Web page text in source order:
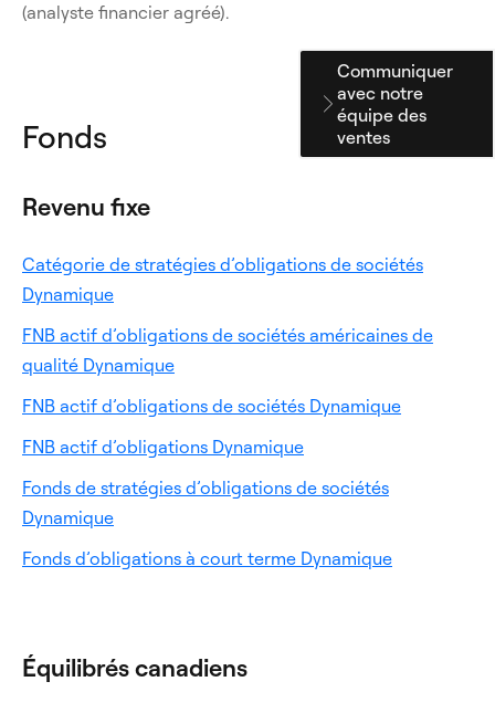
(analyste financier agréé).
Fonds
Revenu fixe
Catégorie de stratégies d’obligations de sociétés
DynamiqueOuverture
un
nouvel
onglet
FNB actif d’obligations de sociétés américaines de
qualité DynamiqueOuverture
un
nouvel
FNB actif d’obligations de sociétés DynamiqueOuverture
FNB actif d’obligations DynamiqueOuverture
un
onglet
Fonds de stratégies d’obligations de sociétés
DynamiqueOuverture
un
Fonds d’obligations à court terme DynamiqueOuverture
Équilibrés canadiens
Communiquer
avec notre
équipe des
ventes